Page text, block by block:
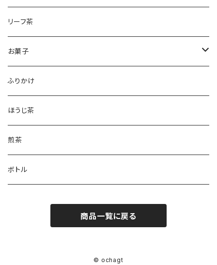
かぶせ茶
ほうじ茶
和紅茶
リーフ茶
お菓子
フィナンシェ
ふりかけ
ほうじ茶
煎茶
ボトル
商品一覧に戻る
© ochagt